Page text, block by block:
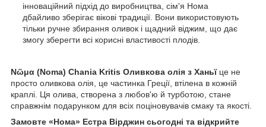
інноваційний підхід до виробництва, сім'я Нома
дбайливо зберігає вікові традиції. Вони використовують
тільки ручне збирання оливок і щадний віджим, що дає
змогу зберегти всі корисні властивості плодів.
Νῶμα (Noma) Chania Kritis Оливкова олія з Ханьїце не
просто оливкова олія, це частинка Греції, втілена в кожній
краплі. Ця олива, створена з любов'ю й турботою, стане
справжнім подарунком для всіх поціновувачів смаку та якості.
Замовте «Нома» Естра Вірджин сьогодні та відкрийте